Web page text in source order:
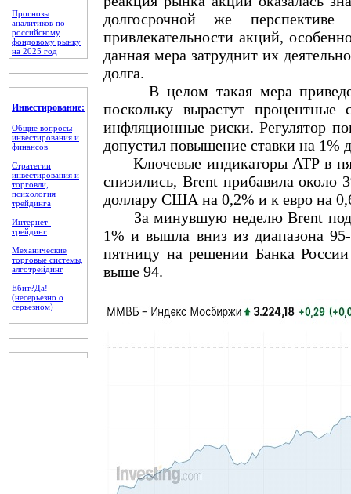
Прогнозы
аналитиков по
российскому
фондовому рынку
на 2025 год
Инвестирование:
Общие вопросы
инвестирования и
финансов
Стратегии
инвестирования и
торговли,
психология
трейдинга
Интернет-
трейдинг
Механические
торговые системы,
алготрейдинг
Ебит?Да!
(несерьезно о
серьезном)
долгосрочной же
привлекательности акций,
данная мера затруднит их
долга.
В целом такая мера приведет
поскольку вырастут
инфляционные риски. Регулятор
допустил повышение ставки на 1%
Ключевые индикаторы АТР в
снизились, Brent прибавила около
доллару США на 0,2% и к евро на
За минувшую неделю Brent
1% и вышла вниз из диапазона
пятницу на решении Банка
выше 94.